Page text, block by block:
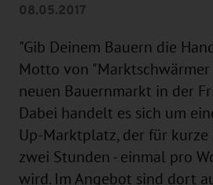
08.05.2017
"Gib Deinem Bauern die
Motto von "Marktschwärmer
neuen Bauernmarkt in der
Dabei handelt es sich um
Up-Marktplatz, der für kurze
zwei Stunden - einmal pro
wird. Im Angebot sind dort